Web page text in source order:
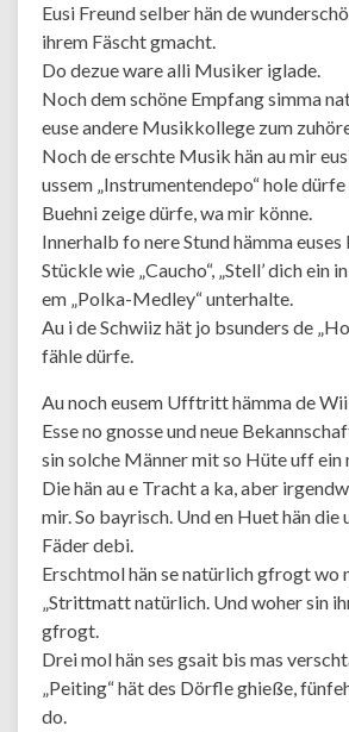
Eusi Freund selber hän de
ihrem Fäscht gmacht.
Do dezue ware alli Musiker iglade.
Noch dem schöne Empfang simma
euse andere Musikkollege zum
Noch de erschte Musik hän au mir
ussem „Instrumentendepo“ hole
Buehni zeige dürfe, wa mir könne.
Innerhalb fo nere Stund hämma
Stückle wie „Caucho“, „Stell’ dich ein
em „Polka-Medley“ unterhalte.
Au i de Schwiiz hät jo bsunders de
fähle dürfe.
Au noch eusem Ufftritt hämma de
Esse no gnosse und neue
sin solche Männer mit so Hüte uff ein
Die hän au e Tracht a ka, aber
mir. So bayrisch. Und en Huet hän
Fäder debi.
Erschtmol hän se natürlich gfrogt wo
„Strittmatt natürlich. Und woher sin
gfrogt.
Drei mol hän ses gsait bis mas
„Peiting“ hät des Dörfle ghieße,
do.